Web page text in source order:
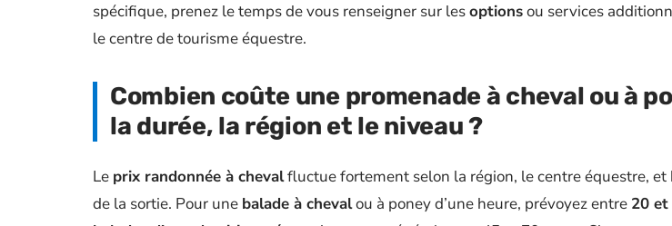
spécifique, prenez le temps de vous renseigner sur lesoptionsou services
le centre de tourisme équestre.
Combien coûte une promenade à cheval ou à
la durée, la région et le niveau ?
Le prix randonnée à chevalfluctue fortement selon la région, le centre équestre, et
de la sortie. Pour une balade à chevalou à poney d’une heure, prévoyez entre 20